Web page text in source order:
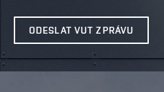
ODESLAT VUT ZPRÁVU